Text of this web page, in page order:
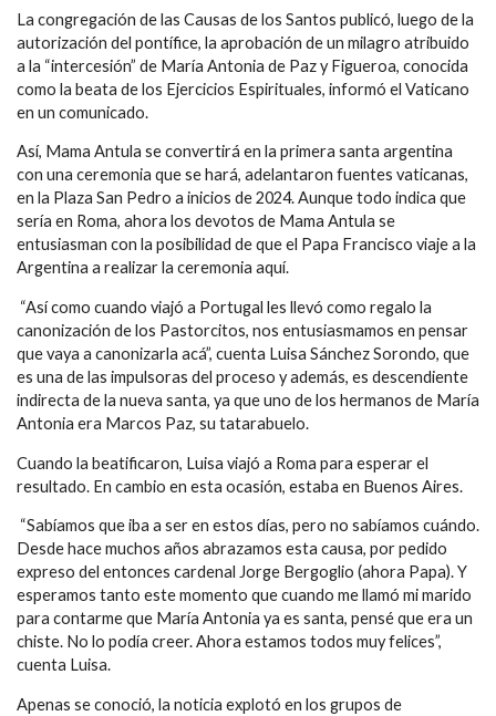
La congregación de las Causas de los Santos publicó, luego de la
autorización del pontífice, la aprobación de un milagro atribuido
a la “intercesión” de María Antonia de Paz y Figueroa, conocida
como la beata de los Ejercicios Espirituales, informó el Vaticano
en un comunicado.
Así, Mama Antula se convertirá en la primera santa argentina
con una ceremonia que se hará, adelantaron fuentes vaticanas,
en la Plaza San Pedro a inicios de 2024. Aunque todo indica que
sería en Roma, ahora los devotos de Mama Antula se
entusiasman con la posibilidad de que el Papa Francisco viaje a la
Argentina a realizar la ceremonia aquí.
“Así como cuando viajó a Portugal les llevó como regalo la
canonización de los Pastorcitos, nos entusiasmamos en pensar
que vaya a canonizarla acá”, cuenta Luisa Sánchez Sorondo, que
es una de las impulsoras del proceso y además, es descendiente
indirecta de la nueva santa, ya que uno de los hermanos de María
Antonia era Marcos Paz, su tatarabuelo.
Cuando la beatificaron, Luisa viajó a Roma para esperar el
resultado. En cambio en esta ocasión, estaba en Buenos Aires.
“Sabíamos que iba a ser en estos días, pero no sabíamos cuándo.
Desde hace muchos años abrazamos esta causa, por pedido
expreso del entonces cardenal Jorge Bergoglio (ahora Papa). Y
esperamos tanto este momento que cuando me llamó mi marido
para contarme que María Antonia ya es santa, pensé que era un
chiste. No lo podía creer. Ahora estamos todos muy felices”,
cuenta Luisa.
Apenas se conoció, la noticia explotó en los grupos de